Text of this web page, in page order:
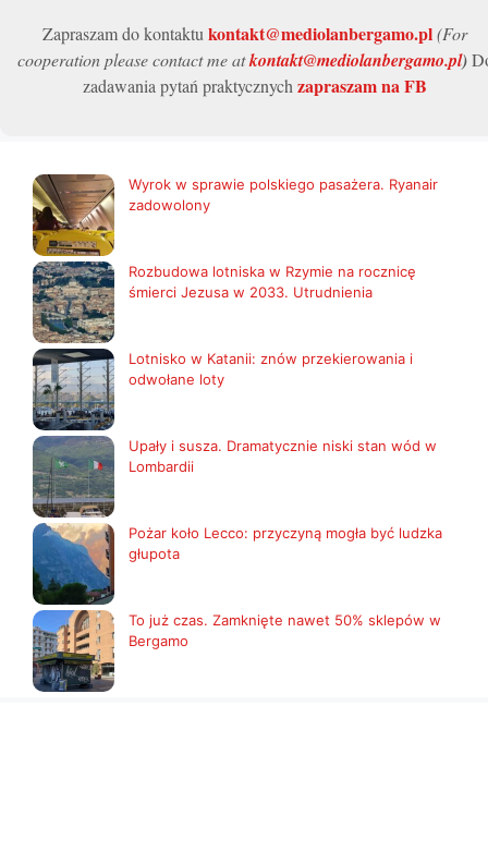
Zapraszam do kontaktu kontakt@mediolanbergamo.pl(For
cooperation please contact me atkontakt@mediolanbergamo.pl)
zadawania pytań praktycznych zapraszam na FB
Wyrok w sprawie polskiego pasażera. Ryanair
zadowolony
Rozbudowa lotniska w Rzymie na rocznicę
śmierci Jezusa w 2033. Utrudnienia
Lotnisko w Katanii: znów przekierowania i
odwołane loty
Upały i susza. Dramatycznie niski stan wód w
Lombardii
Pożar koło Lecco: przyczyną mogła być ludzka
głupota
To już czas. Zamknięte nawet 50% sklepów w
Bergamo